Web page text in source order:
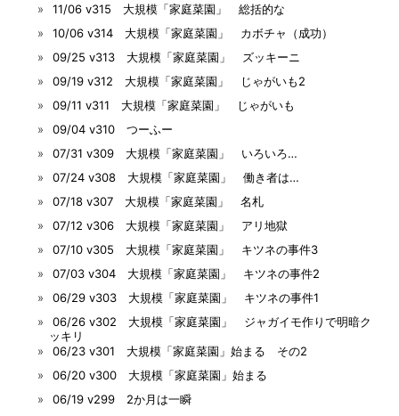
11/06 v315 大規模「家庭菜園」 総括的な
10/06 v314 大規模「家庭菜園」 カボチャ（成功）
09/25 v313 大規模「家庭菜園」 ズッキーニ
09/19 v312 大規模「家庭菜園」 じゃがいも2
09/11 v311 大規模「家庭菜園」 じゃがいも
09/04 v310 つーふー
07/31 v309 大規模「家庭菜園」 いろいろ…
07/24 v308 大規模「家庭菜園」 働き者は…
07/18 v307 大規模「家庭菜園」 名札
07/12 v306 大規模「家庭菜園」 アリ地獄
07/10 v305 大規模「家庭菜園」 キツネの事件3
07/03 v304 大規模「家庭菜園」 キツネの事件2
06/29 v303 大規模「家庭菜園」 キツネの事件1
06/26 v302 大規模「家庭菜園」 ジャガイモ作りで明暗ク
ッキリ
06/23 v301 大規模「家庭菜園」始まる その2
06/20 v300 大規模「家庭菜園」始まる
06/19 v299 2か月は一瞬